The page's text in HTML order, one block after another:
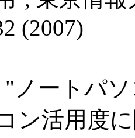
(2007)
"ノートパ
ン活用度